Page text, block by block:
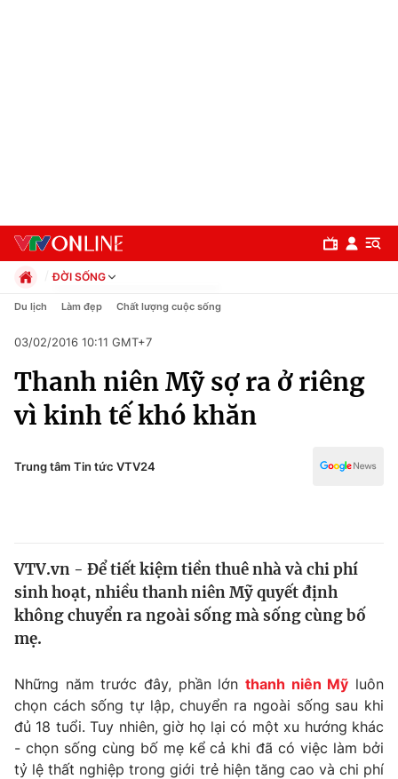
Chuyên mục
Chính trị
Thế giới
Tin tức
Thế giới đó đây
Câu chuyện quốc tế
Tài chính
Thị trường
Góc doanh nghiệp
Dữ liệu và đời sống
Truyền hình
ĐỜI SỐNG
Chính trị
Pháp luật
Kinh tế
Thể thao
Truyền hình
Y tế
Du lịch Làm đẹp Chất lượng cuộc sống
03/02/2016 10:11 GMT+7
Thanh niên Mỹ sợ ra ở riêng
vì kinh tế khó khăn
Trung tâm Tin tức VTV24
VTV.vn - Để tiết kiệm tiền thuê nhà và chi phí
sinh hoạt, nhiều thanh niên Mỹ quyết định
không chuyển ra ngoài sống mà sống cùng bố
mẹ.
Những năm trước đây, phần lớn thanh niên Mỹ luôn
chọn cách sống tự lập, chuyển ra ngoài sống sau khi
đủ 18 tuổi. Tuy nhiên, giờ họ lại có một xu hướng khác
- chọn sống cùng bố mẹ kể cả khi đã có việc làm bởi
tỷ lệ thất nghiệp trong giới trẻ hiện tăng cao và chi phí